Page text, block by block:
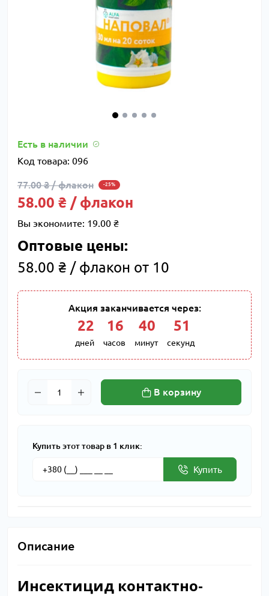
Есть в наличии
Код товара: 096
77.00 ₴ / флакон -25%
58.00 ₴ / флакон
Вы экономите: 19.00 ₴
Оптовые цены:
58.00 ₴ / флакон от 10
Акция заканчивается через:
22
дней
16
часов
40
минут
50
секунд
В корзину
Купить этот товар в 1 клик:
Купить
Описание
Инсектицид контактно-